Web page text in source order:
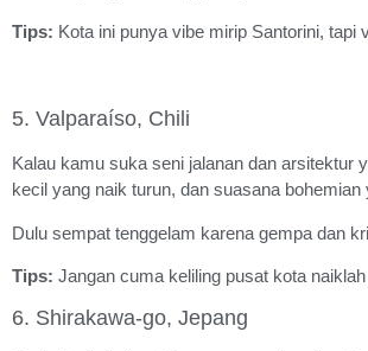
Tips: Kota ini punya vibe mirip Santorini,
5. Valparaíso, Chili
Kalau kamu suka seni jalanan dan arsitektur
kecil yang naik turun, dan suasana bohemian
Dulu sempat tenggelam karena gempa dan
Tips: Jangan cuma keliling pusat kota
6. Shirakawa-go, Jepang